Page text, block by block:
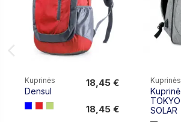
Kuprinės
Densul
18,45 €
18,45 €
Kuprinės
Kuprinė
TOKYO
SOLAR